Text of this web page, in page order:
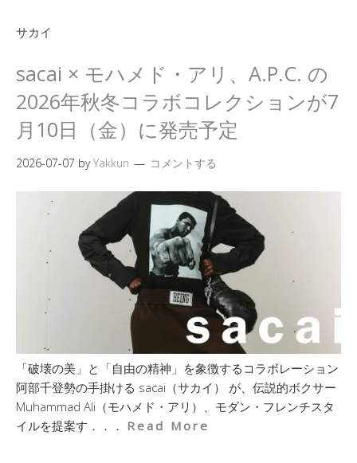
サカイ
sacai × モハメド・アリ、A.P.C. の
2026年秋冬コラボコレクションが7
月10日（金）に発売予定
2026-07-07 byYakkun コメントする
「破壊の美」と「自由の精神」を象徴するコラボレーション
阿部千登勢の手掛ける sacai（サカイ） が、伝説的ボクサー
Muhammad Ali（モハメド・アリ）、モダン・フレンチスタ
イルを提案す．．． Read More